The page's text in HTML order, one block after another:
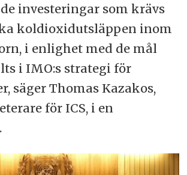
investeringar som krävs
koldioxidutsläppen inom
i enlighet med de mål
i IMO:s strategi för
säger Thomas Kazakos,
för ICS, i en